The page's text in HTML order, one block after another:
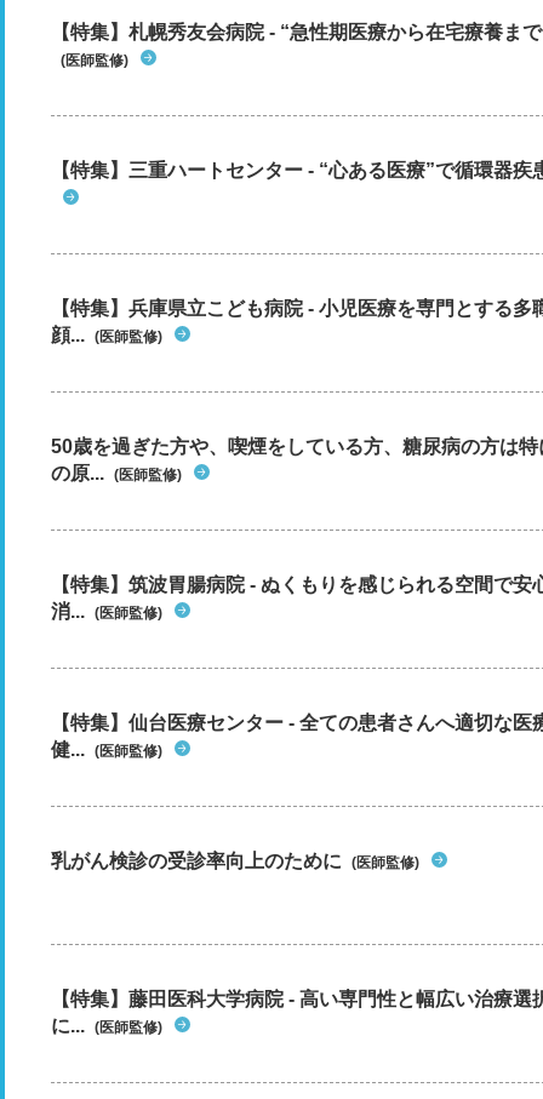
【特集】札幌秀友会病院 - “急性期医療から在宅療養ま
(医師監修)
【特集】三重ハートセンター - “心ある医療”で循環器疾
【特集】兵庫県立こども病院 - 小児医療を専門とする
顔... (医師監修)
50歳を過ぎた方や、喫煙をしている方、糖尿病の方は
の原... (医師監修)
【特集】筑波胃腸病院 - ぬくもりを感じられる空間で
消... (医師監修)
【特集】仙台医療センター - 全ての患者さんへ適切な
健... (医師監修)
乳がん検診の受診率向上のために (医師監修)
【特集】藤田医科大学病院 - 高い専門性と幅広い治療
に... (医師監修)